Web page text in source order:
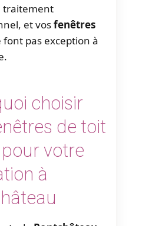
traitement
et vosfenêtres
font pas exception à
choisir
de toit
votre
à